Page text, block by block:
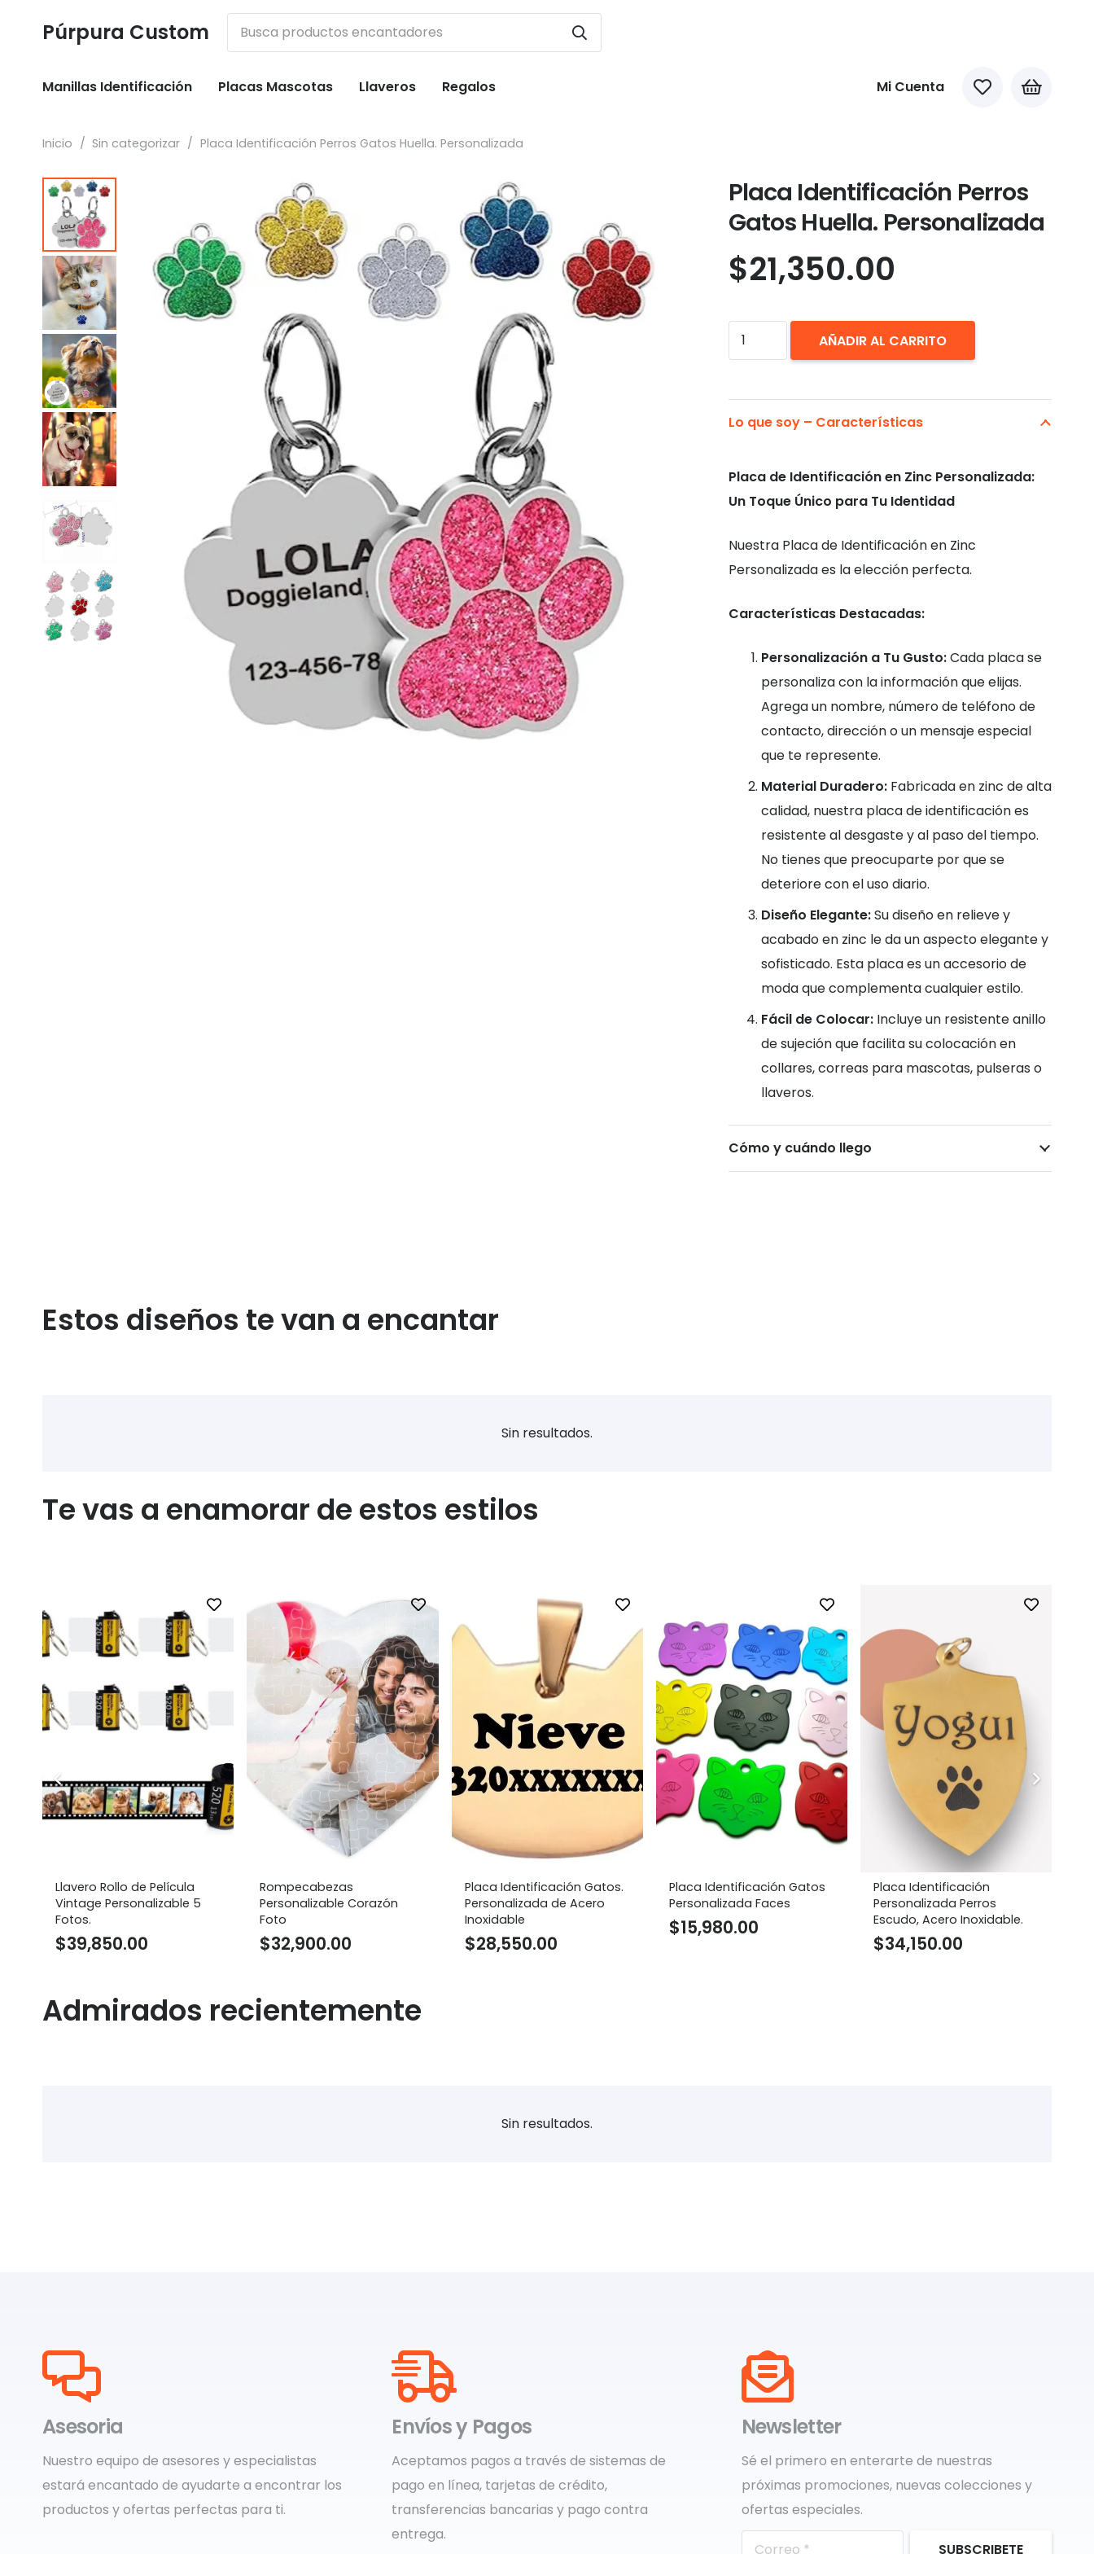
Púrpura Custom
Manillas Identificación Placas Mascotas Llaveros Regalos Mi Cuenta
Inicio / Sin categorizar / Placa Identificación Perros Gatos Huella. Personalizada
Placa Identificación Perros
Gatos Huella. Personalizada
$21,350.00
Placa
Identificación
Gatos
Huella.
cantidad
AÑADIR AL CARRITO
Lo que soy – Características
Placa de Identificación en Zinc Personalizada:
Un Toque Único para Tu Identidad
Nuestra Placa de Identificación en Zinc
Personalizada es la elección perfecta.
Características Destacadas:
Personalización a Tu Gusto:Cada placa se
personaliza con la información que elijas.
Agrega un nombre, número de teléfono de
contacto, dirección o un mensaje especial
que te represente.
Material Duradero:Fabricada en zinc de alta
calidad, nuestra placa de identificación es
resistente al desgaste y al paso del tiempo.
No tienes que preocuparte por que se
deteriore con el uso diario.
Diseño Elegante:Su diseño en relieve y
acabado en zinc le da un aspecto elegante y
sofisticado. Esta placa es un accesorio de
moda que complementa cualquier estilo.
Fácil de Colocar:Incluye un resistente anillo
de sujeción que facilita su colocación en
collares, correas para mascotas, pulseras o
llaveros.
Cómo y cuándo llego
Estos diseños te van a encantar
Sin resultados.
Te vas a enamorar de estos estilos
Llavero Rollo de Película
Vintage Personalizable 5
Fotos.
$39,850.00
Rompecabezas
Personalizable Corazón
Foto
$32,900.00
Placa Identificación Gatos.
Personalizada de Acero
Inoxidable
$28,550.00
Placa Identificación Gatos
Personalizada Faces
$15,980.00
Placa Identificación
Personalizada Perros
Escudo, Acero Inoxidable.
$34,150.00
Admirados recientemente
Sin resultados.
Asesoria
Nuestro equipo de asesores y especialistas
estará encantado de ayudarte a encontrar los
productos y ofertas perfectas para ti.
Envíos y Pagos
Aceptamos pagos a través de sistemas de
pago en línea, tarjetas de crédito,
transferencias bancarias y pago contra
entrega.
Newsletter
Sé el primero en enterarte de nuestras
próximas promociones, nuevas colecciones y
ofertas especiales.
SUBSCRIBETE